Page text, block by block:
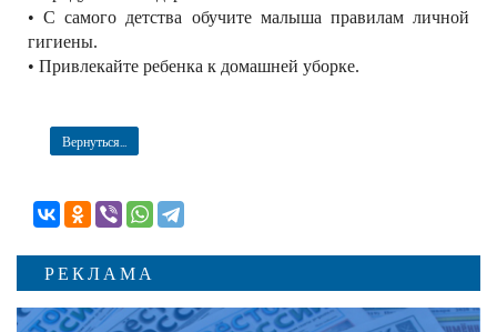
• С самого детства обучите малыша правилам личной
гигиены.
• Привлекайте ребенка к домашней уборке.
Вернуться...
РЕКЛАМА